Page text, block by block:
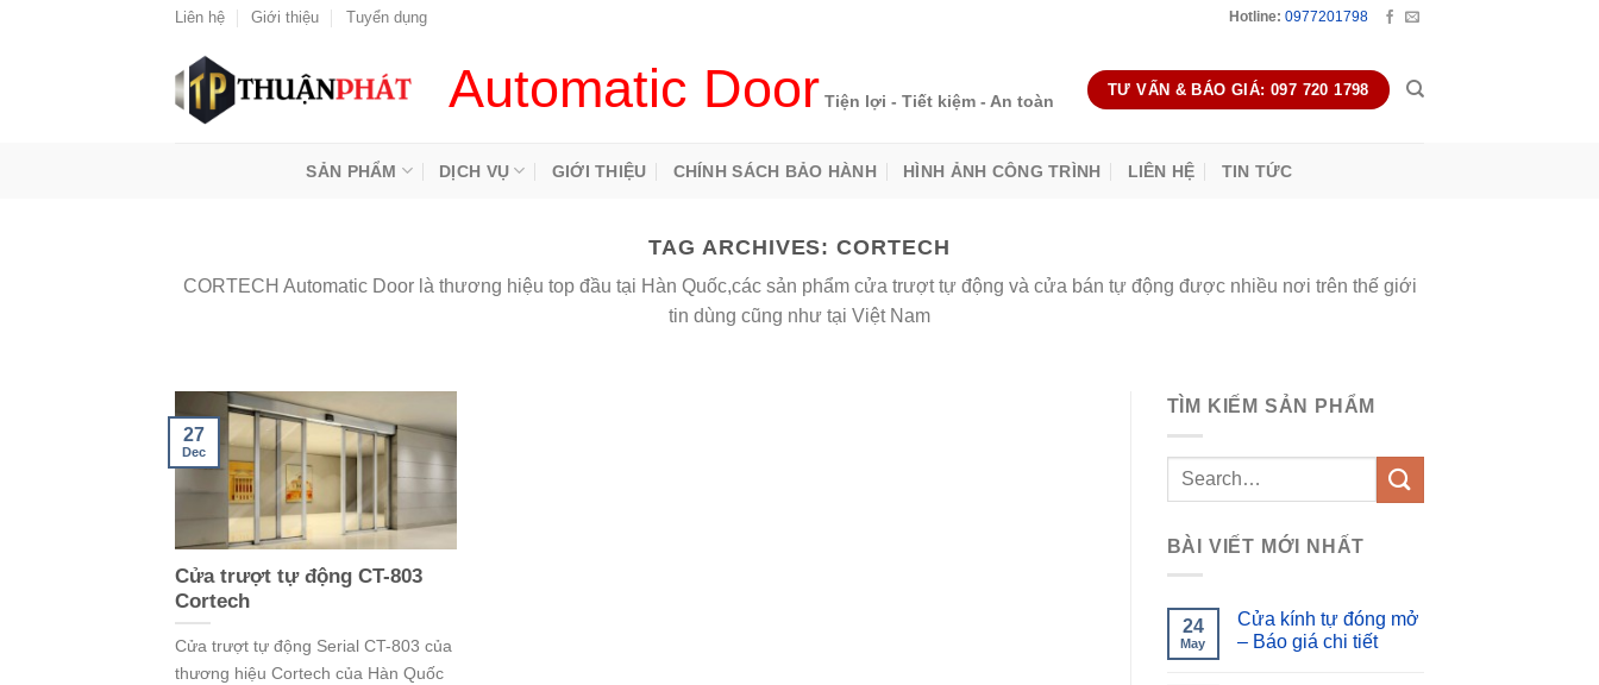
Liên hệ Giới thiệu Tuyển dụng Hotline: 0977201798
Automatic Door Tiện lợi - Tiết kiệm - An toàn
TƯ VẤN & BÁO GIÁ: 097 720 1798
SẢN PHẨM DỊCH VỤ GIỚI THIỆU CHÍNH SÁCH BẢO HÀNH HÌNH ẢNH CÔNG TRÌNH LIÊN HỆ TIN TỨC
TAG ARCHIVES:CORTECH
CORTECH Automatic Door là thương hiệu top đầu tại Hàn Quốc,các sản phẩm cửa trượt tự động và cửa bán tự động được nhiều nơi trên thế giới
tin dùng cũng như tại Việt Nam
Cửa trượt tự động CT-803
Cortech
Cửa trượt tự động Serial CT-803 của
thương hiệu Cortech của Hàn Quốc
27
Dec
TÌM KIẾM SẢN PHẨM
BÀI VIẾT MỚI NHẤT
24
May
Cửa kính tự đóng mở
– Báo giá chi tiết